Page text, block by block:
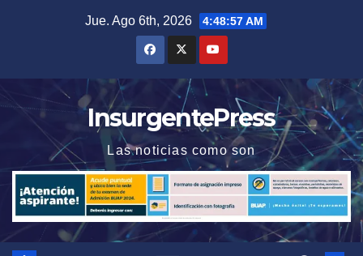
Jue. Ago 6th, 2026 4:48:58 AM
InsurgentePress
Las noticias como son